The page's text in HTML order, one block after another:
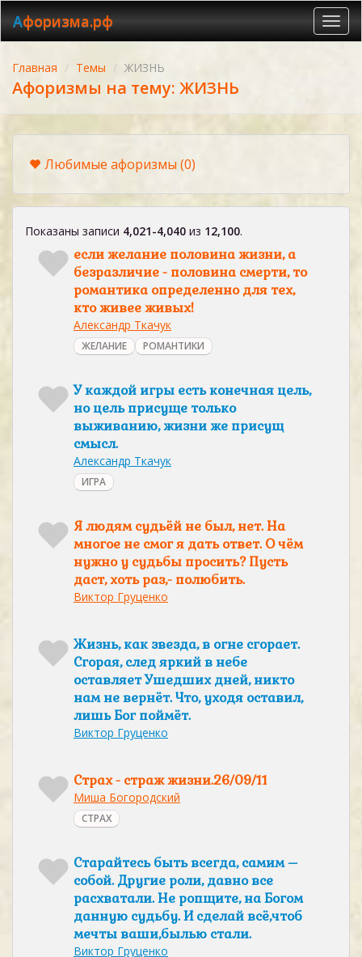
Афоризма.рф
Главная Темы ЖИЗНЬ
Афоризмы на тему: ЖИЗНЬ
Любимые афоризмы (0)
Показаны записи 4,021-4,040 из 12,100.
если желание половина жизни, а
безразличие - половина смерти, то
романтика определенно для тех,
кто живее живых!
Александр Ткачук
ЖЕЛАНИЕ РОМАНТИКИ
У каждой игры есть конечная цель,
но цель присуще только
выживанию, жизни же присущ
смысл.
Александр Ткачук
ИГРА
Я людям судьёй не был, нет. На
многое не смог я дать ответ. О чём
нужно у судьбы просить? Пусть
даст, хоть раз,- полюбить.
Виктор Груценко
Жизнь, как звезда, в огне сгорает.
Сгорая, след яркий в небе
оставляет Ушедших дней, никто
нам не вернёт. Что, уходя оставил,
лишь Бог поймёт.
Виктор Груценко
Страх - страж жизни.26/09/11
Миша Богородский
СТРАХ
Старайтесь быть всегда, самим –
собой. Другие роли, давно все
расхватали. Не ропщите, на Богом
данную судьбу. И сделай всё,чтоб
мечты ваши,былью стали.
Виктор Груценко